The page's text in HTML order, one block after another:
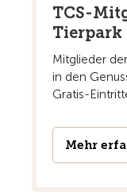
TCS-
Tierpark
Mitglieder
in den
Gratis-
Mehr